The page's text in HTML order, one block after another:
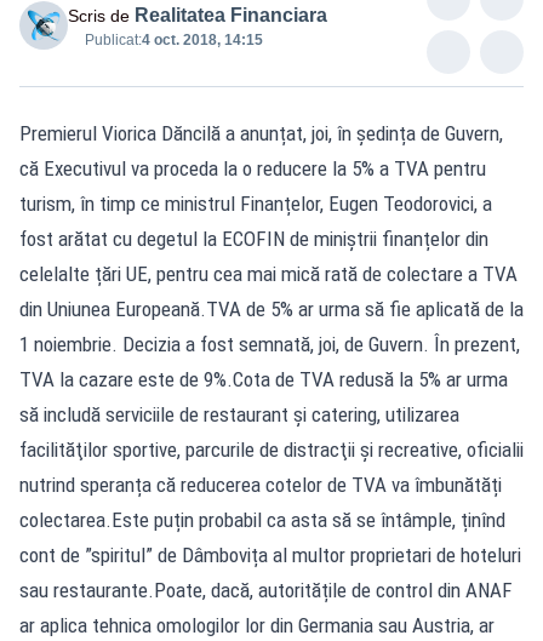
Scris de Realitatea Financiara
Publicat:4 oct. 2018, 14:15
Premierul Viorica Dăncilă a anunțat, joi, în ședința de Guvern,
că Executivul va proceda la o reducere la 5% a TVA pentru
turism, în timp ce ministrul Finanțelor, Eugen Teodorovici, a
fost arătat cu degetul la ECOFIN de miniștrii finanțelor din
celelalte țări UE, pentru cea mai mică rată de colectare a TVA
din Uniunea Europeană.TVA de 5% ar urma să fie aplicată de la
1 noiembrie. Decizia a fost semnată, joi, de Guvern. În prezent,
TVA la cazare este de 9%.Cota de TVA redusă la 5% ar urma
să includă serviciile de restaurant şi catering, utilizarea
facilităţilor sportive, parcurile de distracţii şi recreative, oficialii
nutrind speranța că reducerea cotelor de TVA va îmbunătăți
colectarea.Este puțin probabil ca asta să se întâmple, ținînd
cont de ”spiritul” de Dâmbovița al multor proprietari de hoteluri
sau restaurante.Poate, dacă, autoritățile de control din ANAF
ar aplica tehnica omologilor lor din Germania sau Austria, ar